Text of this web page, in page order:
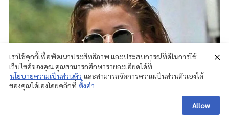
เราใช้คุกกี้เพื่อพัฒนาประสิทธิภาพ และประสบการณ์ที่ดีในการใช้
เว็บไซต์ของคุณ คุณสามารถศึกษารายละเอียดได้ที่
นโยบายความเป็นส่วนตัว และสามารถจัดการความเป็นส่วนตัวเองได้
ของคุณได้เองโดยคลิกที่ ตั้งค่า
Allow